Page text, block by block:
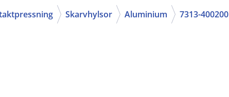
Skarvhylsor Aluminium 7313-400200